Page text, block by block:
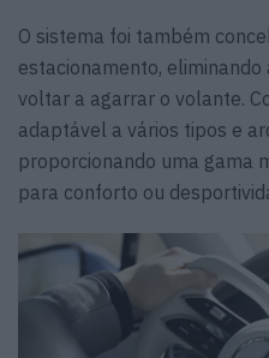
O sistema foi também
estacionamento,
voltar a agarrar o volante.
adaptável a vários tipos e
proporcionando uma gama
para conforto ou